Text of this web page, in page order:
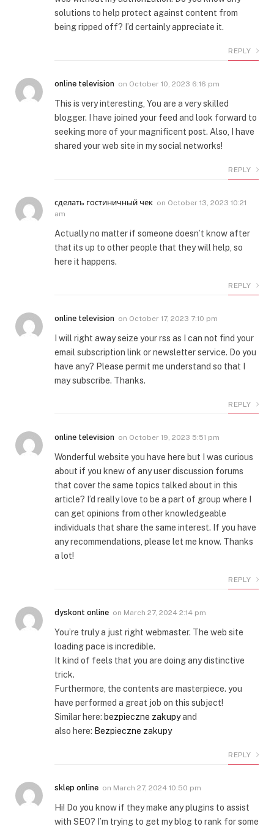
solutions to help protect against content from
being ripped off? I’d certainly appreciate it.
REPLY
online television on October 10, 2023 6:16 pm
This is very interesting, You are a very skilled
blogger. I have joined your feed and look forward to
seeking more of your magnificent post. Also, I have
shared your web site in my social networks!
REPLY
сделать гостиничный чек on October 13, 2023 10:21
am
Actually no matter if someone doesn’t know after
that its up to other people that they will help, so
here it happens.
REPLY
online television on October 17, 2023 7:10 pm
I will right away seize your rss as I can not find your
email subscription link or newsletter service. Do you
have any? Please permit me understand so that I
may subscribe. Thanks.
REPLY
online television on October 19, 2023 5:51 pm
Wonderful website you have here but I was curious
about if you knew of any user discussion forums
that cover the same topics talked about in this
article? I’d really love to be a part of group where I
can get opinions from other knowledgeable
individuals that share the same interest. If you have
any recommendations, please let me know. Thanks
a lot!
REPLY
dyskont online on March 27, 2024 2:14 pm
You’re truly a just right webmaster. The web site
loading pace is incredible.
It kind of feels that you are doing any distinctive
trick.
Furthermore, the contents are masterpiece. you
have performed a great job on this subject!
Similar here: bezpieczne zakupyand
also here: Bezpieczne zakupy
REPLY
sklep online on March 27, 2024 10:50 pm
Hi! Do you know if they make any plugins to assist
with SEO? I’m trying to get my blog to rank for some